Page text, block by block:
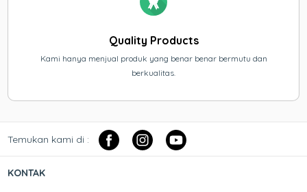
Quality Products
Kami hanya menjual produk yang benar benar bermutu dan
berkualitas.
Temukan kami di :
KONTAK